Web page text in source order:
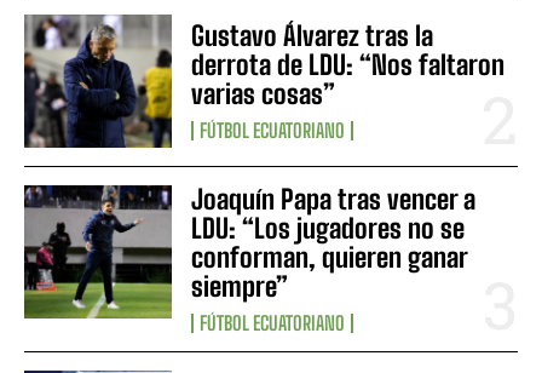
Gustavo Álvarez tras la
derrota de LDU: “Nos faltaron
varias cosas”
FÚTBOL ECUATORIANO
Joaquín Papa tras vencer a
LDU: “Los jugadores no se
conforman, quieren ganar
siempre”
FÚTBOL ECUATORIANO